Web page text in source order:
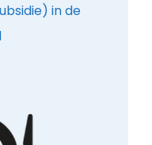
in de